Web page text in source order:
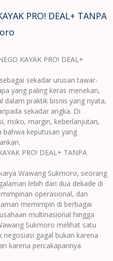
PRO! DEAL+ TANPA
KAYAK PRO! DEAL+
sekadar urusan tawar-
yang paling keras menekan,
dalam praktik bisnis yang nyata,
sekadar angka. Di
risiko, margin, keberlanjutan,
keputusan yang
PRO! DEAL+ TANPA
Wawang Sukmoro, seorang
lebih dari dua dekade di
operasional, dan
memimpin di berbagai
multinasional hingga
Sukmoro melihat satu
gagal bukan karena
karena percakapannya